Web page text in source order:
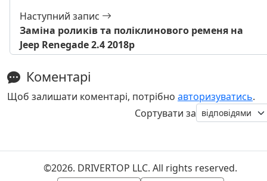
Наступний запис
Заміна роликів та поліклинового ременя на
Jeep Renegade 2.4 2018р
Коментарі
Щоб залишати коментарі, потрібно авторизуватись.
Сортувати за
©2026. DRIVERTOP LLC. All rights reserved.